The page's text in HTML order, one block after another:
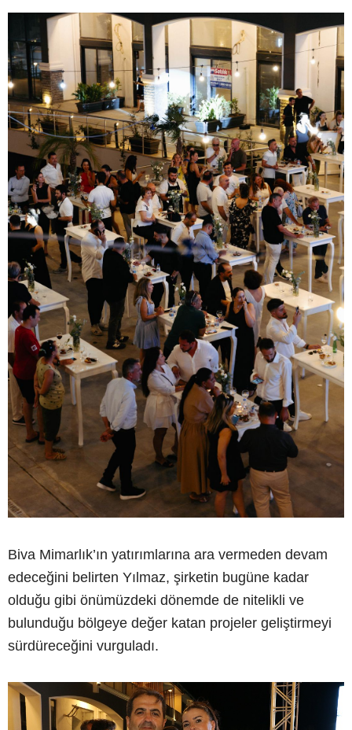
Biva Mimarlık’ın yatırımlarına ara vermeden devam
edeceğini belirten Yılmaz, şirketin bugüne kadar
olduğu gibi önümüzdeki dönemde de nitelikli ve
bulunduğu bölgeye değer katan projeler geliştirmeyi
sürdüreceğini vurguladı.